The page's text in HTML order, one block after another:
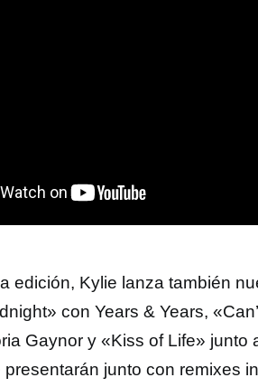
edición, Kylie lanza también
con Years & Years,
Gaynor y «Kiss of Life» junto
junto con remixes